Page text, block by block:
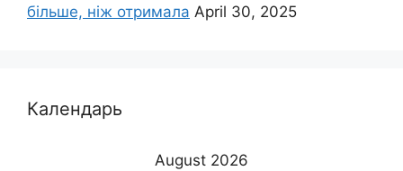
більше, ніж отримала April 30, 2025
Календарь
August 2026